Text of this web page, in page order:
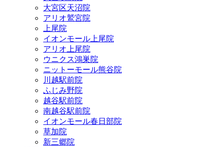
大宮区天沼院
アリオ鷲宮院
上尾院
イオンモール上尾院
アリオ上尾院
ウニクス鴻巣院
ニットーモール熊谷院
川越駅前院
ふじみ野院
越谷駅前院
南越谷駅前院
イオンモール春日部院
草加院
新三郷院